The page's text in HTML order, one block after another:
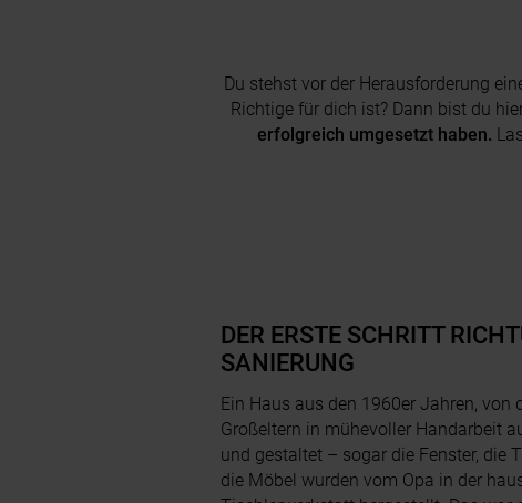
Du stehst vor der Herausforderung
Richtige für dich ist? Dann bist du
erfolgreich umgesetzt haben.
DER ERSTE SCHRITT
SANIERUNG
Ein Haus aus den 1960er Jahren, von
Großeltern in mühevoller Handarbeit
und gestaltet – sogar die Fenster, die
die Möbel wurden vom Opa in der